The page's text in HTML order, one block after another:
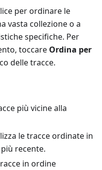
per ordinare le
vasta collezione o a
specifiche. Per
toccare Ordina per
delle tracce.
più vicine alla
le tracce ordinate in
recente.
in ordine